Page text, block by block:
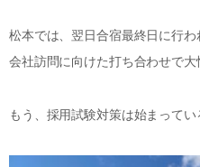
松本では、翌日合宿最終日に行
会社訪問に向けた打ち合わせで大
もう、採用試験対策は始まってい